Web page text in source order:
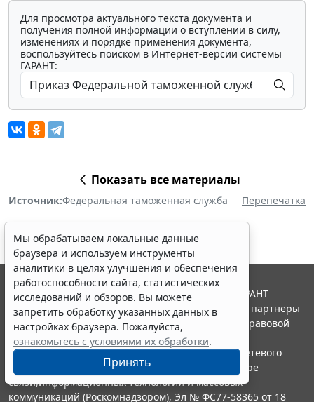
Для просмотра актуального текста документа и
получения полной информации о вступлении в силу,
изменениях и порядке применения документа,
воспользуйтесь поиском в Интернет-версии системы
ГАРАНТ:
Показать все материалы
Источник:Федеральная таможенная служба Перепечатка
Мы обрабатываем локальные данные
браузера и используем инструменты
аналитики в целях улучшения и обеспечения
работоспособности сайта, статистических
исследований и обзоров. Вы можете
запретить обработку указанных данных в
настройках браузера. Пожалуйста,
ознакомьтесь с условиями их обработки.
Принять
© ООО "НПП "ГАРАНТ-СЕРВИС", 2026. Система ГАРАНТ
выпускается с 1990 года. Компания "Гарант" и ее партнеры
являются участниками Российской ассоциации правовой
информации ГАРАНТ.
Портал ГАРАНТ.РУ зарегистрирован в качестве сетевого
издания Федеральной службой по надзору в сфере
связи,информационных технологий и массовых
коммуникаций (Роскомнадзором), Эл № ФС77-58365 от 18